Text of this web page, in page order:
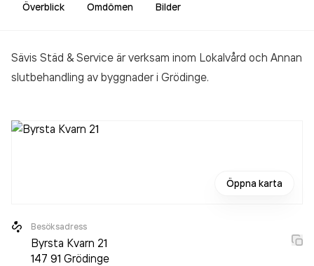
Överblick Omdömen Bilder
Sävis Städ & Service är verksam inom Lokalvård och Annan
slutbehandling av byggnaderi Grödinge.
Öppna karta
Besöksadress
Byrsta Kvarn 21
147 91 Grödinge